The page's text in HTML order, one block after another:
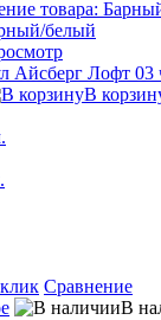
Айсберг Лофт
В
Сравнение
В